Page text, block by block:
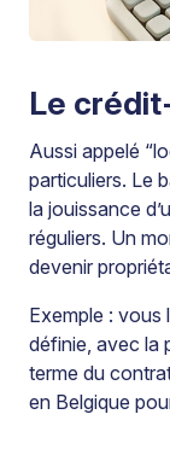
Le
Aussi appelé
particuliers. Le
la jouissance
réguliers. Un
devenir
Exemple : vous
définie, avec la
terme du
en Belgique